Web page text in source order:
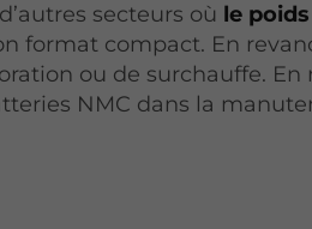
secteurs où le
format compact. En
ou de surchauffe.
NMC dans la